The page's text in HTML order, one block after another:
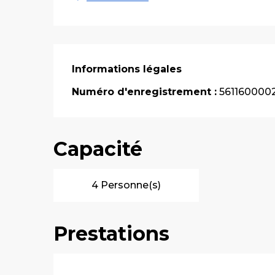
Informations légales
Informations légales
Numéro d'enregistrement :
Capacité
4 Personne(s)
Prestations